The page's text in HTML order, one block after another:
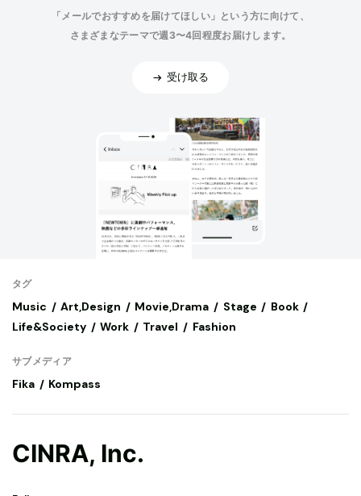
「メールでおすすめを届けてほしい」という方に向けて、
さまざまなテーマで週3〜4回程度お届けします。
受け取る
タグ
Music Art,Design Movie,Drama Stage
Book
Life&Society
Work Travel Fashion
サブメディア
Fika Kompass
CINRA, Inc.